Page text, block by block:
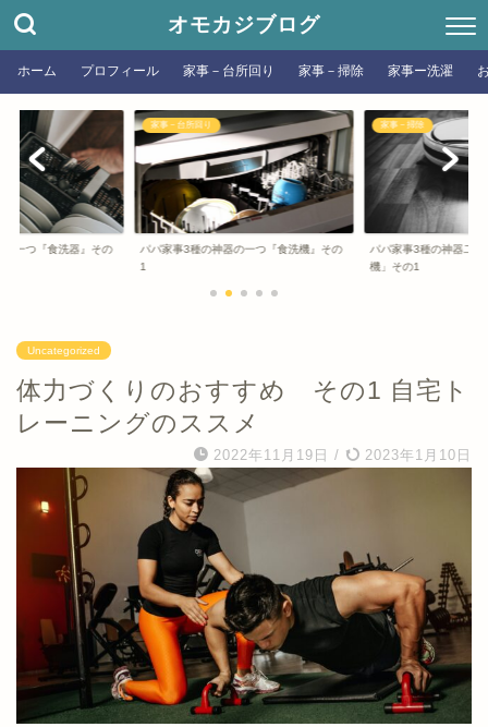
オモカジブログ
ホーム プロフィール 家事－台所回り 家事－掃除 家事ー洗濯
一つ『食洗器』その
家事－台所回り
パパ家事3種の神器の一つ『食洗機』その
1
家事－掃除
パパ家事3種の神器二
機」その1
Uncategorized
体力づくりのおすすめ その1 自宅ト
レーニングのススメ
2022年11月19日 / 2023年1月10日